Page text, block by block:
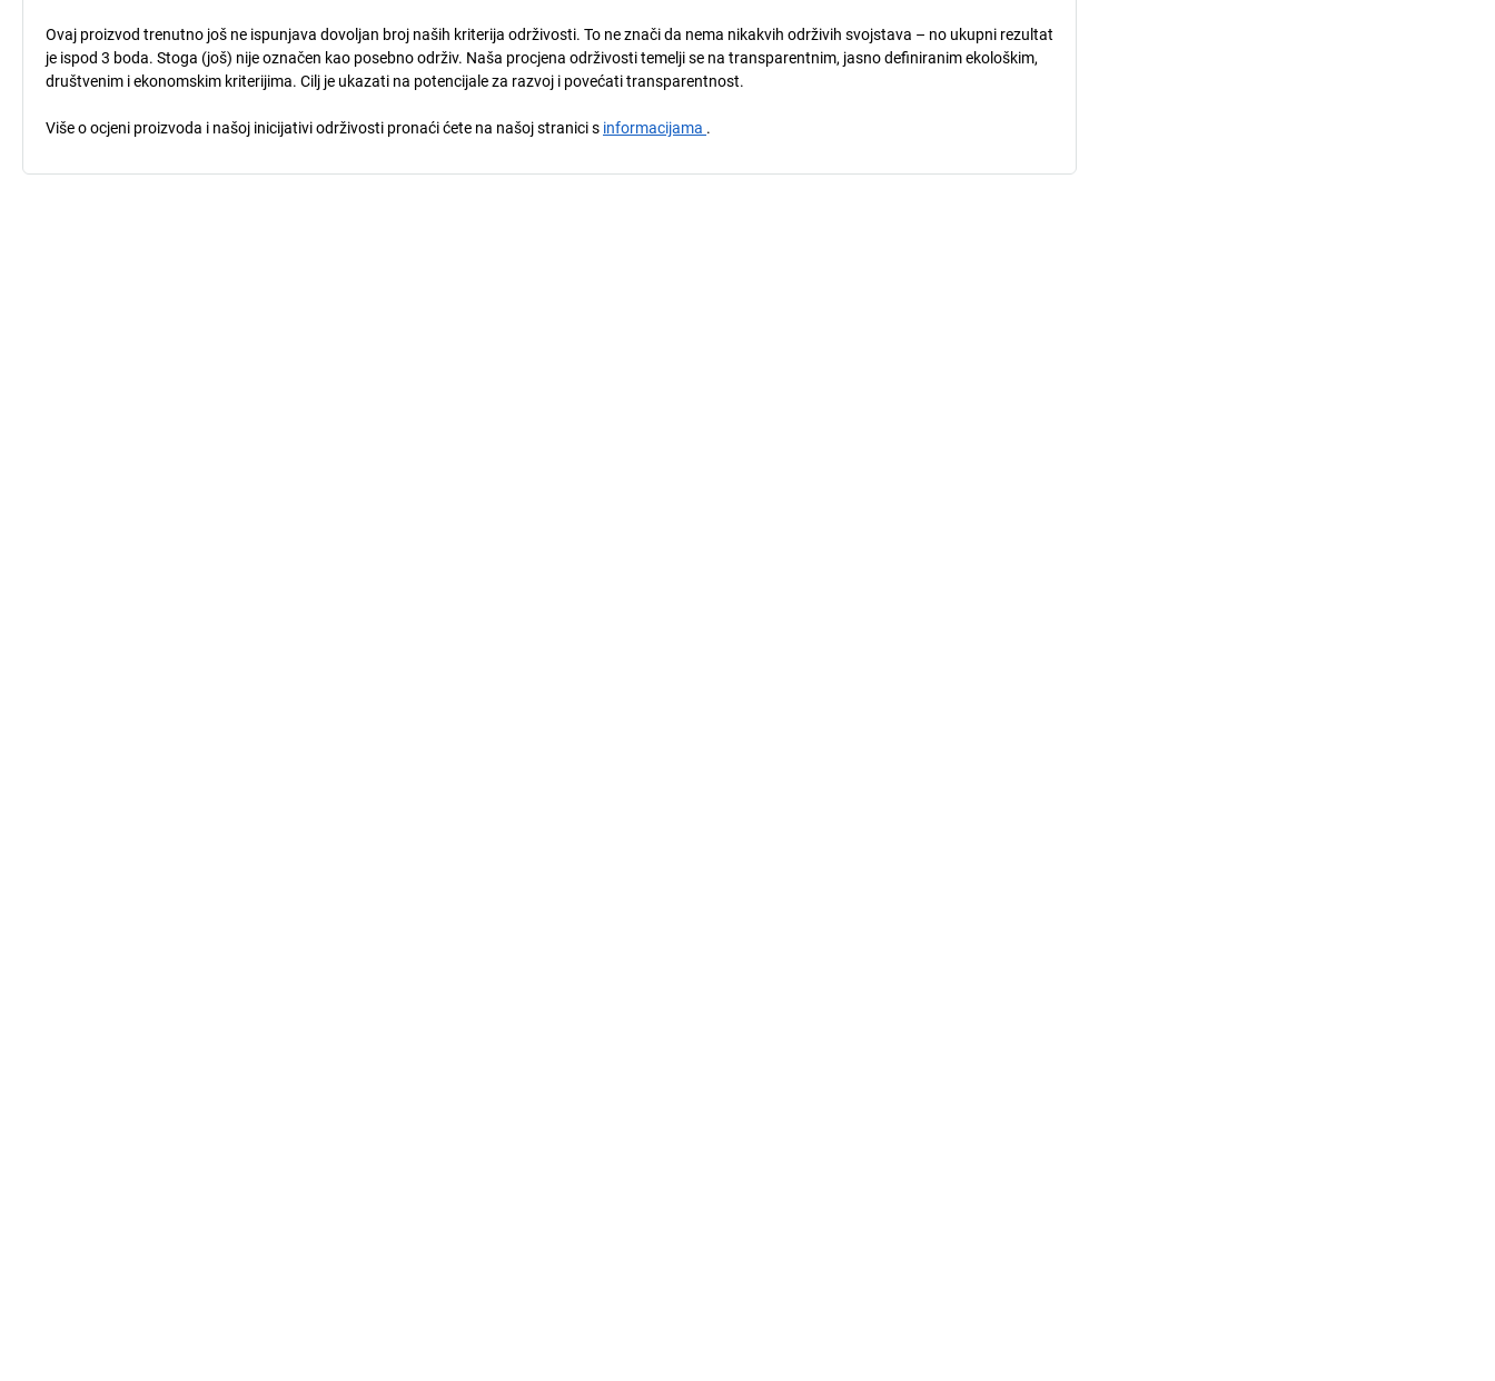
Ovaj proizvod trenutno još ne ispunjava dovoljan broj naših kriterija održivosti. To ne znači da nema nikakvih održivih svojstava – no ukupni rezultat
je ispod 3 boda. Stoga (još) nije označen kao posebno održiv. Naša procjena održivosti temelji se na transparentnim, jasno definiranim ekološkim,
društvenim i ekonomskim kriterijima. Cilj je ukazati na potencijale za razvoj i povećati transparentnost.
Više o ocjeni proizvoda i našoj inicijativi održivosti pronaći ćete na našoj stranici s informacijama .